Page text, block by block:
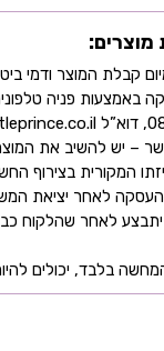
מוצרים:
ביטול 5% או 100 ₪ וזאת בהתאם לחוק הגנת
באמצעות פניה
– יש להשיב את
בצירוף החשבונית המקורית
לאחר יציאת
לאחר שהלקוח
בלבד, יכולים